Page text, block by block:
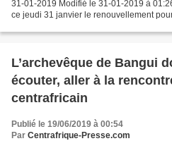
31-01-2019 Modifié le 31-01-2019 à
ce jeudi 31 janvier le renouvellement
L’archevêque de Bangui
écouter, aller à la
centrafricain
Publié le 19/06/2019 à 00:54
Par Centrafrique-Presse.com